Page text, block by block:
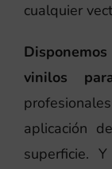
cualquier
vinilos
aplicación
superficie.